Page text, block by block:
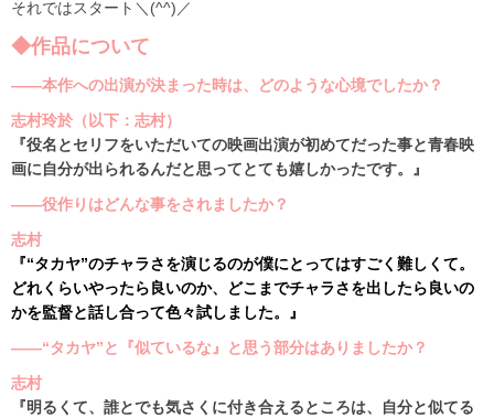
それではスタート＼(^^)／
◆作品について
――本作への出演が決まった時は、どのような心境でしたか？
志村玲於（以下：志村）
『役名とセリフをいただいての映画出演が初めてだった事と青春映
画に自分が出られるんだと思ってとても嬉しかったです。』
――役作りはどんな事をされましたか？
志村
『“タカヤ”のチャラさを演じるのが僕にとってはすごく難しくて。
どれくらいやったら良いのか、どこまでチャラさを出したら良いの
かを監督と話し合って色々試しました。』
――“タカヤ”と『似ているな』と思う部分はありましたか？
志村
『明るくて、誰とでも気さくに付き合えるところは、自分と似てる